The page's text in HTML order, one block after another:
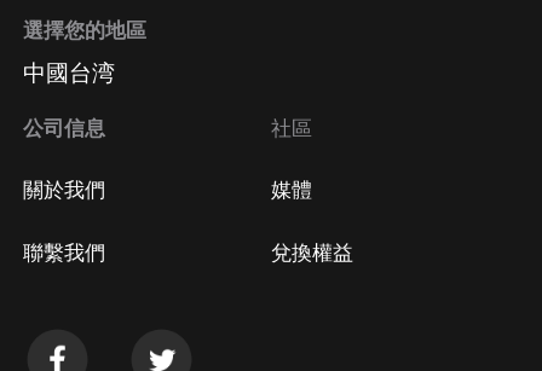
選擇您的地區
中國台湾
公司信息
關於我們
聯繫我們
社區
媒體
兌換權益